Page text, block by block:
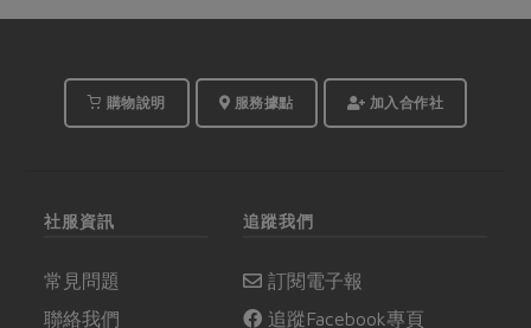
購物說明 服務據點 加入合作社
社服資訊
常見問題
聯絡我們
追蹤我們
訂閱電子報
追蹤Facebook專頁